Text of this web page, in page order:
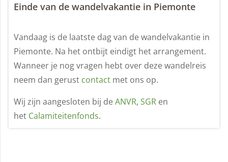
Einde van de wandelvakantie in Piemonte
Vandaag is de laatste dag van de wandelvakantie in
Piemonte. Na het ontbijt eindigt het arrangement.
Wanneer je nog vragen hebt over deze wandelreis
neem dan gerust contact met ons op.
Wij zijn aangesloten bij deANVR, SGR en
het Calamiteitenfonds.